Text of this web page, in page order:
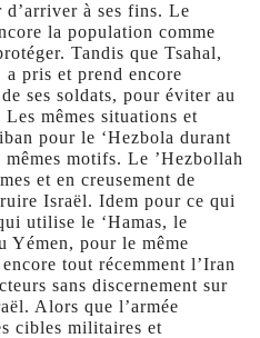
d’arriver à ses fins. Le
la population comme
Tandis que Tsahal,
a pris et prend encore
ses soldats, pour éviter au
mêmes situations et
pour le ‘Hezbola durant
motifs. Le ’Hezbollah
et en creusement de
Israël. Idem pour ce qui
utilise le ‘Hamas, le
Yémen, pour le même
tout récemment l’Iran
sans discernement sur
Alors que l’armée
cibles militaires et